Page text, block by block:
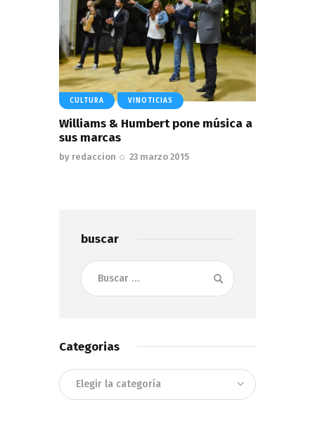
CULTURA VINOTICIAS
Williams & Humbert pone música a
sus marcas
by redaccion 23 marzo 2015
buscar
Buscar:
Categorias
Categorias